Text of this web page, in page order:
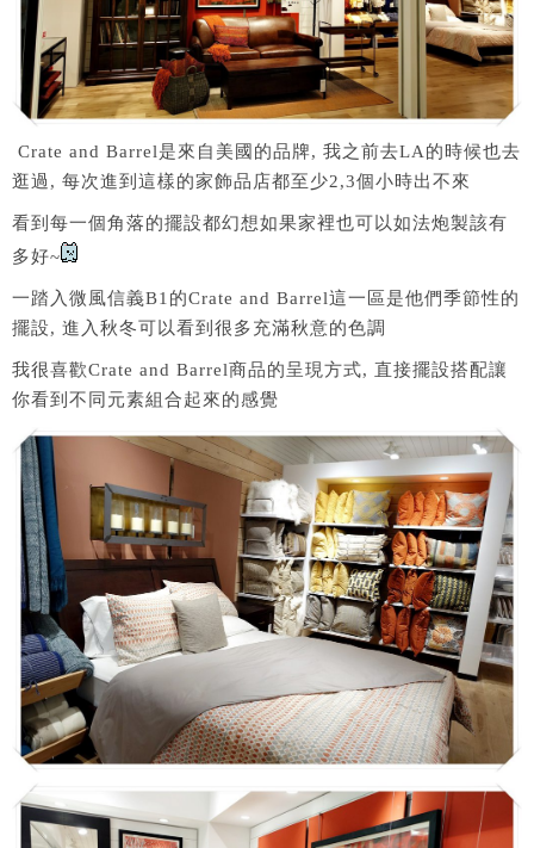
Crate and Barrel是來自美國的品牌, 我之前去LA的時候也去
逛過, 每次進到這樣的家飾品店都至少2,3個小時出不來
看到每一個角落的擺設都幻想如果家裡也可以如法炮製該有
多好~
一踏入微風信義B1的Crate and Barrel這一區是他們季節性的
擺設, 進入秋冬可以看到很多充滿秋意的色調
我很喜歡Crate and Barrel商品的呈現方式, 直接擺設搭配讓
你看到不同元素組合起來的感覺